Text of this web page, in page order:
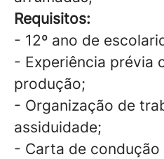
Requisitos:
- 12º ano de
- Experiência prévia
produção;
- Organização de
assiduidade;
- Carta de condução